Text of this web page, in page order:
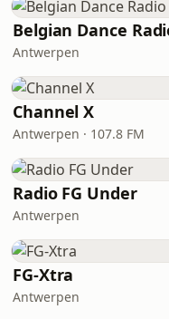
Belgian Dance
Antwerpen
Channel X
Antwerpen · 107.8 FM
Radio FG Under
Antwerpen
FG-Xtra
Antwerpen